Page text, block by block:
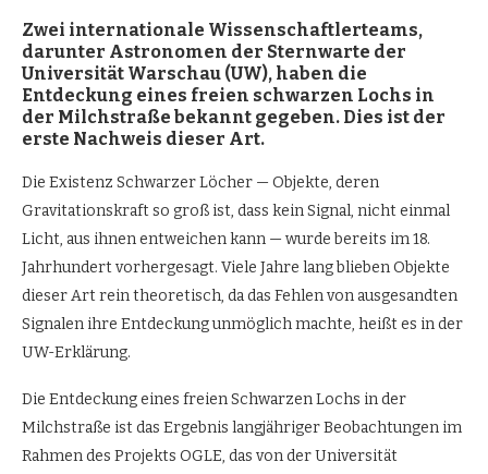
Zwei internationale Wissenschaftlerteams,
darunter Astronomen der Sternwarte der
Universität Warschau (UW), haben die
Entdeckung eines freien schwarzen Lochs in
der Milchstraße bekannt gegeben. Dies ist der
erste Nachweis dieser Art.
Die Existenz Schwarzer Löcher — Objekte, deren
Gravitationskraft so groß ist, dass kein Signal, nicht einmal
Licht, aus ihnen entweichen kann — wurde bereits im 18.
Jahrhundert vorhergesagt. Viele Jahre lang blieben Objekte
dieser Art rein theoretisch, da das Fehlen von ausgesandten
Signalen ihre Entdeckung unmöglich machte, heißt es in der
UW-Erklärung.
Die Entdeckung eines freien Schwarzen Lochs in der
Milchstraße ist das Ergebnis langjähriger Beobachtungen im
Rahmen des Projekts OGLE, das von der Universität